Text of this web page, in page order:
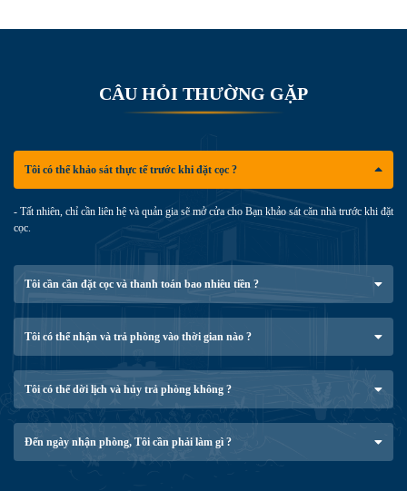
CÂU HỎI THƯỜNG GẶP
Tôi có thể khảo sát thực tế trước khi đặt cọc ?
- Tất nhiên, chỉ cần liên hệ và quản gia sẽ mở cửa cho Bạn khảo sát căn nhà trước khi đặt
cọc.
Tôi cần cần đặt cọc và thanh toán bao nhiêu tiền ?
Tôi có thể nhận và trả phòng vào thời gian nào ?
Tôi có thể dời lịch và hủy trả phòng không ?
Đến ngày nhận phòng, Tôi cần phải làm gì ?